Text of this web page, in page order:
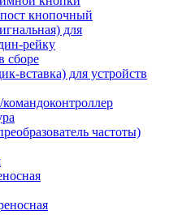
кнопочный
для
рейку
сборе
вставка) для устройств
частоты)